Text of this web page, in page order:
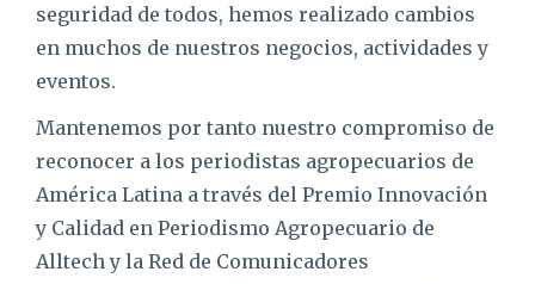
seguridad de todos, hemos realizado cambios
en muchos de nuestros negocios, actividades y
eventos.
Mantenemos por tanto nuestro compromiso de
reconocer a los periodistas agropecuarios de
América Latina a través del Premio Innovación
y Calidad en Periodismo Agropecuario de
Alltech y la Red de Comunicadores